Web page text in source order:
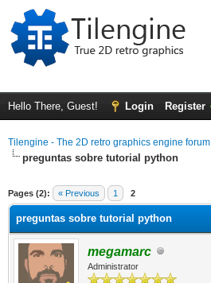
Hello There, Guest! Login Register
Tilengine - The 2D retro graphics engine forum
preguntas sobre tutorial python
Pages (2): « Previous 1 2
preguntas sobre tutorial python
megamarc
Administrator